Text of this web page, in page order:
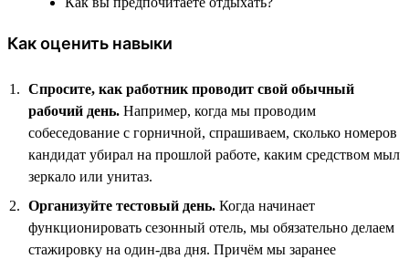
Как оценить навыки
Спросите, как работник проводит свой обычный
рабочий день. Например, когда мы проводим
собеседование с горничной, спрашиваем, сколько номеров
кандидат убирал на прошлой работе, каким средством мыл
зеркало или унитаз.
Организуйте тестовый день. Когда начинает
функционировать сезонный отель, мы обязательно делаем
стажировку на один-два дня. Причём мы заранее